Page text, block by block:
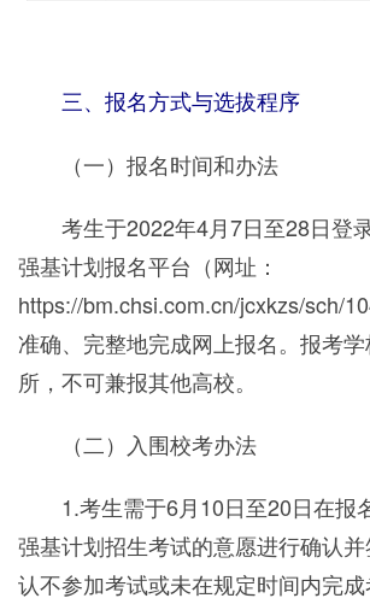
三、报名方式与选拔程序
（一）报名时间和办法
考生于2022年4月7日至28日登
强基计划报名平台（网址：
https://bm.chsi.com.cn/jcxkzs/sch/
准确、完整地完成网上报名。报考
所，不可兼报其他高校。
（二）入围校考办法
1.考生需于6月10日至20日在报
强基计划招生考试的意愿进行确认
认不参加考试或未在规定时间内完